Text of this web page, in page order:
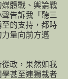
體戰、輿論戰
告訴我「聽三
的支持，都時
量向前方邁
政，果然如我
甚至連獨裁者